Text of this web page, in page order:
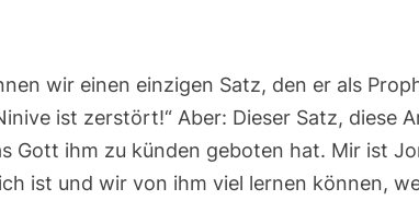
1,14-
20
wir einen einzigen Satz, den er als
ist zerstört!“ Aber: Dieser Satz, diese
Gott ihm zu künden geboten hat. Mir ist
ist und wir von ihm viel lernen können,